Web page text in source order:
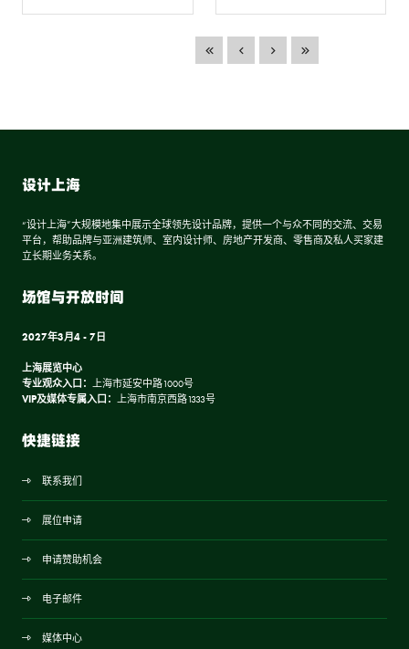
设计上海
“设计上海”大规模地集中展示全球领先设计品牌，提供一个与众不同的交流、交易
平台，帮助品牌与亚洲建筑师、室内设计师、房地产开发商、零售商及私人买家建
立长期业务关系。
场馆与开放时间
2027年3月4 - 7日
上海展览中心
专业观众入口： 上海市延安中路1000号
VIP及媒体专属入口： 上海市南京西路1333号
快捷链接
联系我们
展位申请
申请赞助机会
电子邮件
媒体中心